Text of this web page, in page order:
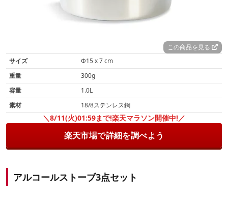
この商品を見る
サイズ
Φ15 x 7 cm
重量
300g
容量
1.0L
素材
18/8ステンレス鋼
＼8/11(火)01:59まで!楽天マラソン開催中!／
楽天市場で詳細を調べよう
アルコールストーブ3点セット